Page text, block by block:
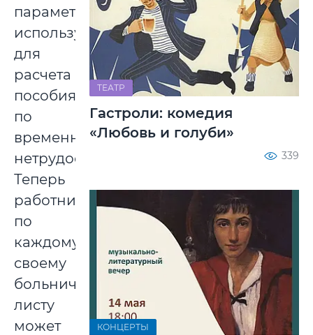
параметры,
используемые
для
расчета
пособия
по
временной
нетрудоспособности.
Теперь
работник
по
каждому
своему
больничному
листу
может
ТЕАТР
Гастроли: комедия
«Любовь и голуби»
339
КОНЦЕРТЫ